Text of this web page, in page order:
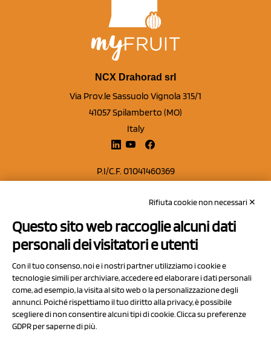
NCX Drahorad srl
Via Prov.le Sassuolo Vignola 315/1
41057 Spilamberto (MO)
Italy
P.I/C.F. 01041460369
Capitale sociale Euro 50.000,00 i.v.
Contatti
Privacy Policy
Cookie Policy
Chi Siamo
Rifiuta cookie non necessari ✕
Questo sito web raccoglie alcuni dati
personali dei visitatori e utenti
Con il tuo consenso, noi e i nostri partner utilizziamo i cookie e
tecnologie simili per archiviare, accedere ed elaborare i dati personali
come, ad esempio, la visita al sito web o la personalizzazione degli
annunci. Poiché rispettiamo il tuo diritto alla privacy, è possibile
scegliere di non consentire alcuni tipi di cookie. Clicca su preferenze
GDPR per saperne di più.